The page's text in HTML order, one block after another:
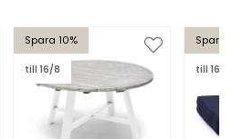
Spara 10%
till 16/8
Spara
till 16/8